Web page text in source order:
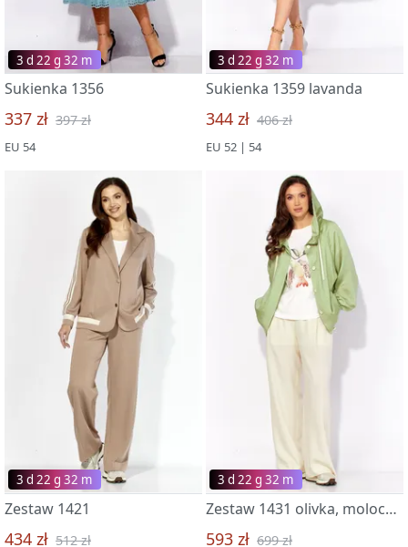
3 d 22 g 32 m
Sukienka 1356
337 zł 397 zł
EU 54
3 d 22 g 32 m
Sukienka 1359 lavanda
344 zł 406 zł
EU 52 | 54
3 d 22 g 32 m
Zestaw 1421
434 zł 512 zł
3 d 22 g 32 m
Zestaw 1431 olivka, molochnyj
593 zł 699 zł